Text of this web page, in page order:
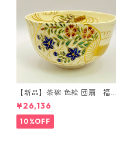
【新品】茶碗 色絵 団扇 福本
未来 共箱入
¥26,136
10%OFF